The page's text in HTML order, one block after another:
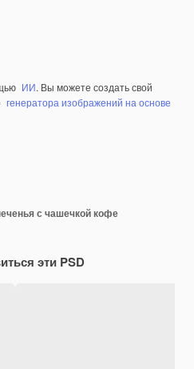
ИИ. Вы можете создать свой
генератора изображений на основе
с чашечкой кофе
эти PSD